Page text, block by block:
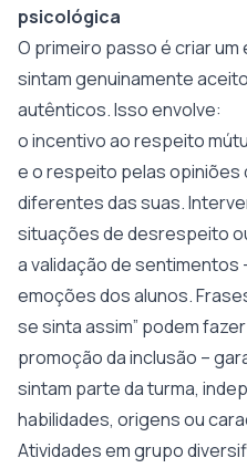
psicológica
O primeiro passo é criar
sintam genuinamente
autênticos. Isso envolve:
o incentivo ao respeito
e o respeito pelas opiniões
diferentes das suas.
situações de desrespeito
a validação de sentimentos
emoções dos alunos.
se sinta assim” podem
promoção da inclusão –
sintam parte da turma,
habilidades, origens ou
Atividades em grupo